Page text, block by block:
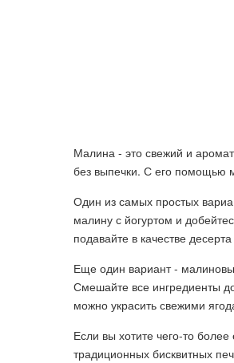
Малина - это свежий и
без выпечки. С его помощью
Один из самых простых
малину с йогуртом и
подавайте в качестве
Еще один вариант -
Смешайте все ингредиенты
можно украсить свежими
Если вы хотите чего-то
традиционных бисквитных